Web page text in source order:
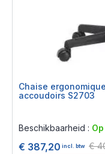
Chaise
accoudoirs S2703
Beschikbaarheid :
€ 387,20 incl. btw €